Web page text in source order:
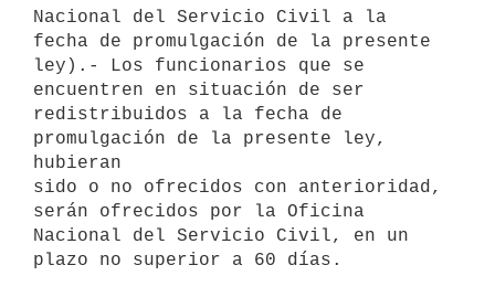
Nacional del Servicio Civil a la
fecha de promulgación de la presente
ley).- Los funcionarios que se
encuentren en situación de ser
redistribuidos a la fecha de
promulgación de la presente ley,
hubieran
sido o no ofrecidos con anterioridad,
serán ofrecidos por la Oficina
Nacional del Servicio Civil, en un
plazo no superior a 60 días.